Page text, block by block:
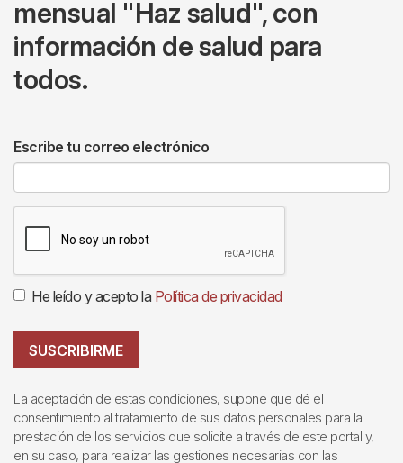
mensual "Haz salud", con
información de salud para
todos.
Escribe tu correo electrónico
He leído y acepto la Política de privacidad
SUSCRIBIRME
La aceptación de estas condiciones, supone que dé el
consentimiento al tratamiento de sus datos personales para la
prestación de los servicios que solicite a través de este portal y,
en su caso, para realizar las gestiones necesarias con las